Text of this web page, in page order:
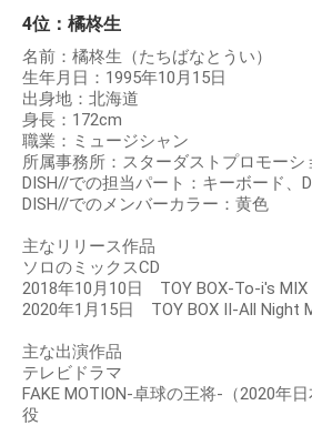
4位：橘柊生
名前：橘柊生（たちばなとうい）
生年月日：1995年10月15日
出身地：北海道
身長：172cm
職業：ミュージシャン
所属事務所：スターダストプロモーシ
DISH//での担当パート：キーボード、
DISH//でのメンバーカラー：黄色
主なリリース作品
ソロのミックスCD
2018年10月10日 TOY BOX-To-i's MIX
2020年1月15日 TOY BOX Ⅱ-All Night
主な出演作品
テレビドラマ
FAKE MOTION-卓球の王将-（2020年
役